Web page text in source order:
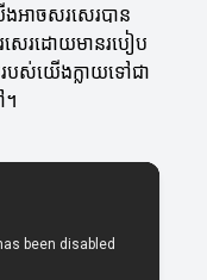
ងអាចសរសេរបាន
រសេរដោយមានរបៀប
បស់យើងក្លាយទៅជា
។